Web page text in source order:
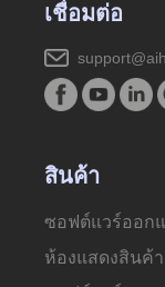
เชื่อมต่อ
สินค้า
ซอฟต์แวร์ออก
ห้องแสดงสินค้า